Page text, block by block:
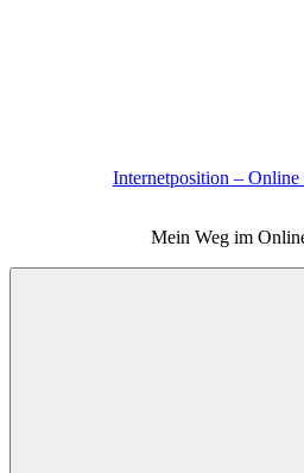
Internetposition – Online
Mein Weg im